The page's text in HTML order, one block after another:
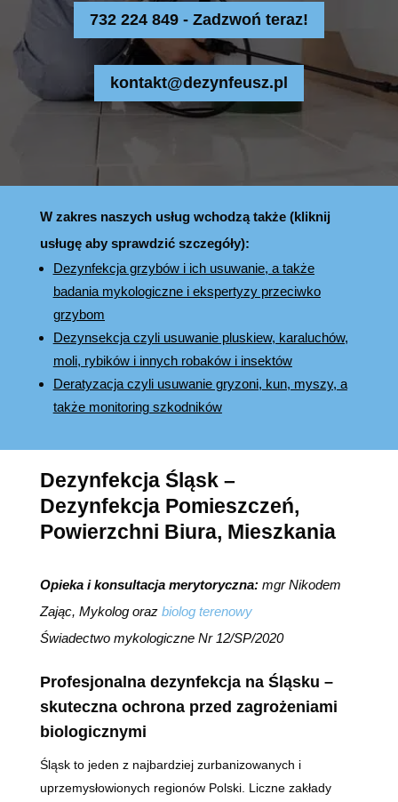
732 224 849 - Zadzwoń teraz!
kontakt@dezynfeusz.pl
W zakres naszych usług wchodzą także (kliknij
usługę aby sprawdzić szczegóły):
Dezynfekcja grzybów i ich usuwanie, a także
badania mykologiczne i ekspertyzy przeciwko
grzybom
Dezynsekcja czyli usuwanie pluskiew, karaluchów,
moli, rybików i innych robaków i insektów
Deratyzacja czyli usuwanie gryzoni, kun, myszy, a
także monitoring szkodników
Dezynfekcja Śląsk –
Dezynfekcja Pomieszczeń,
Powierzchni Biura, Mieszkania
Opieka i konsultacja merytoryczna:mgr Nikodem
Zając, Mykolog oraz biolog terenowy
Świadectwo mykologiczne Nr 12/SP/2020
Profesjonalna dezynfekcja na Śląsku –
skuteczna ochrona przed zagrożeniami
biologicznymi
Śląsk to jeden z najbardziej zurbanizowanych i
uprzemysłowionych regionów Polski. Liczne zakłady